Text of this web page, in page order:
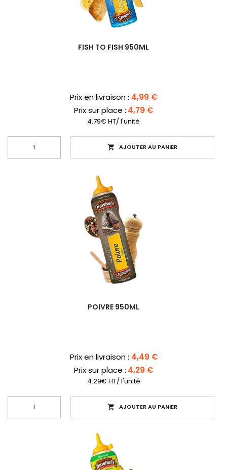
FISH TO FISH 950ML
Prix
Prix en livraison : 4,99 €
Prix sur place : 4,79 €
4.79€ HT/ l'unité
 AJOUTER AU PANIER
POIVRE 950ML
Prix
Prix en livraison : 4,49 €
Prix sur place : 4,29 €
4.29€ HT/ l'unité
 AJOUTER AU PANIER